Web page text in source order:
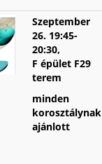
Szeptember
26. 19:45-
20:30,
F épület F29
terem
minden
korosztálynak
ajánlott